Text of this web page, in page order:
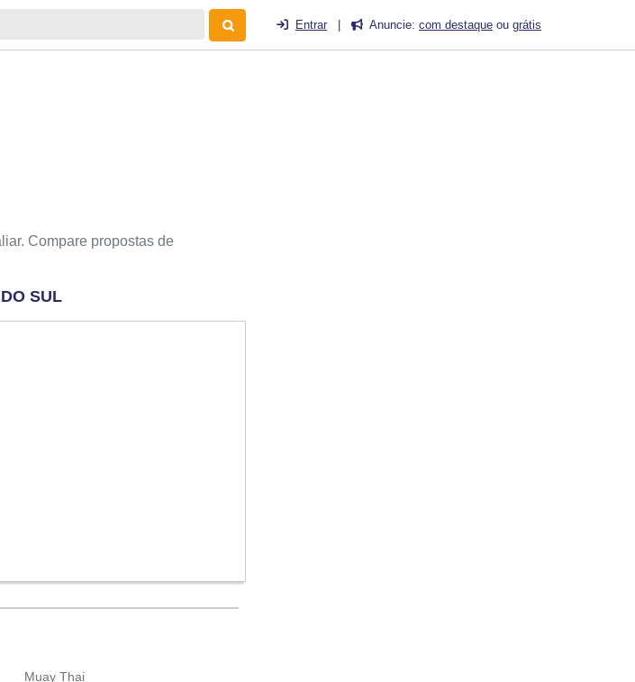
Entrar Anuncie: com destaque ou grátis
Compare propostas de
SUL
Muay Thai